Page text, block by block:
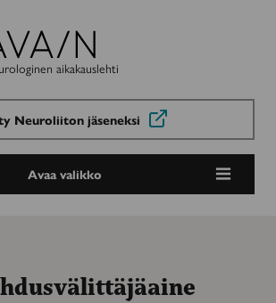
aikakauslehti
Neuroliiton jäseneksi
Avaa valikko